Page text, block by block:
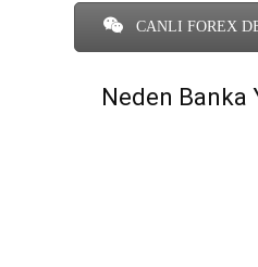
CANLI FOREX
Neden Banka